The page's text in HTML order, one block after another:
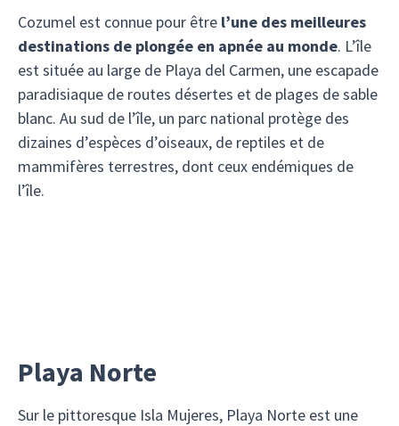
Cozumel est connue pour être l’une des meilleures
destinations de plongée en apnée au monde. L’île
est située au large de Playa del Carmen, une escapade
paradisiaque de routes désertes et de plages de sable
blanc. Au sud de l’île, un parc national protège des
dizaines d’espèces d’oiseaux, de reptiles et de
mammifères terrestres, dont ceux endémiques de
l’île.
Playa Norte
Sur le pittoresque Isla Mujeres, Playa Norte est une